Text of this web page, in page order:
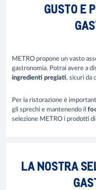
GUSTO E
METRO propone un vasto
gastronomia. Potrai avere a
ingredienti pregiati, sicuri da
Per la ristorazione è
gli sprechi e mantenendo il
selezione METRO i prodotti
LA NOSTRA